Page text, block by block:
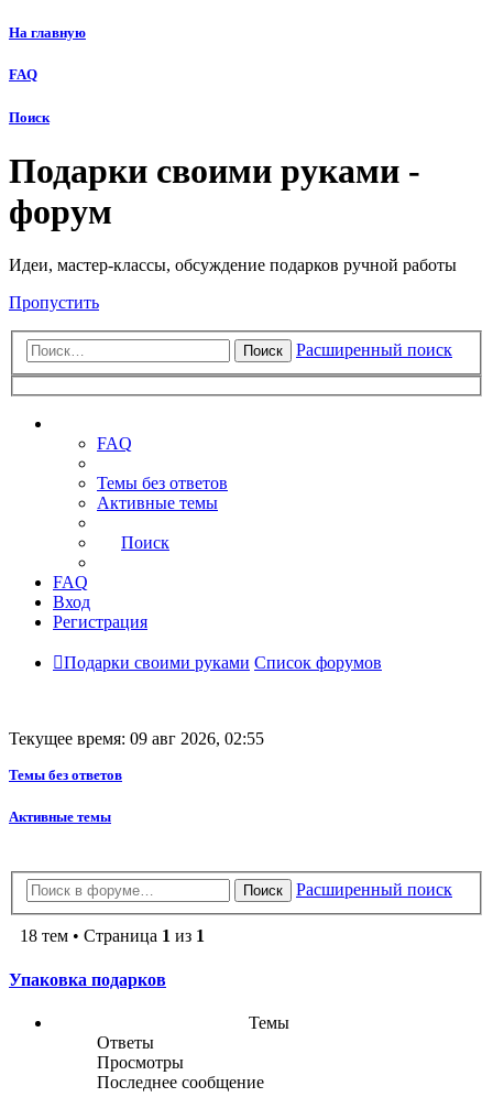
На главную
FAQ
Поиск
Подарки своими руками -
форум
Идеи, мастер-классы, обсуждение подарков ручной работы
Пропустить
Поиск Расширенный поиск
FAQ
Темы без ответов
Активные темы
Поиск
FAQ
Вход
Регистрация
Подарки своими руками Список форумов
Текущее время: 09 авг 2026, 02:55
Темы без ответов
Активные темы
Поиск Расширенный поиск
18 тем • Страница 1 из 1
Упаковка подарков
Темы
Ответы
Просмотры
Последнее сообщение